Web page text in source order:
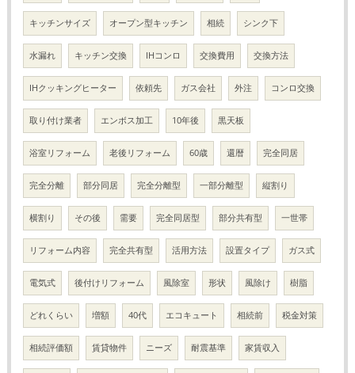
キッチンサイズ オープン型キッチン 相続 シンク下
水漏れ キッチン交換 IHコンロ 交換費用 交換方法
IHクッキングヒーター 依頼先 ガス会社 外注 コンロ交換
取り付け業者 エンボス加工 10年後 黒天板
浴室リフォーム 老後リフォーム 60歳 還暦 完全同居
完全分離 部分同居 完全分離型 一部分離型 縦割り
横割り その後 需要 完全同居型 部分共有型 一世帯
リフォーム内容 完全共有型 活用方法 設置タイプ ガス式
電気式 後付けリフォーム 風除室 形状 風除け 樹脂
どれくらい 増額 40代 エコキュート 相続前 税金対策
相続評価額 賃貸物件 ニーズ 耐震基準 家賃収入